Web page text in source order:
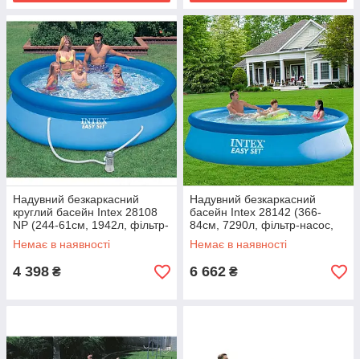
Надувний безкаркасний
круглий басейн Intex 28108
NP (244-61см, 1942л, фільтр-
насос) Синій
Немає в наявності
4 398 ₴
Надувний безкаркасний
басейн Intex 28142 (366-
84см, 7290л, фільтр-насос,
ремкомплект) Синій
Немає в наявності
6 662 ₴